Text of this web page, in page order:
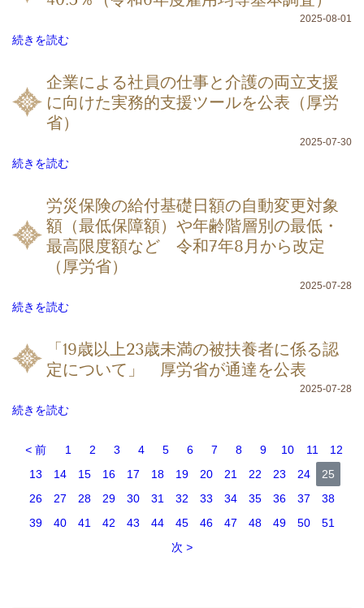
2025-08-01
続きを読む
企業による社員の仕事と介護の両立支援
に向けた実務的支援ツールを公表（厚労
省）
2025-07-30
続きを読む
労災保険の給付基礎日額の自動変更対象
額（最低保障額）や年齢階層別の最低・
最高限度額など 令和7年8月から改定
（厚労省）
2025-07-28
続きを読む
「19歳以上23歳未満の被扶養者に係る認
定について」 厚労省が通達を公表
2025-07-28
続きを読む
前 1 2 3 4 5 6 7 8 9 10 11
12
13
14 15 16 17 18 19 20 21 22 23 24
25
26
27 28 29 30 31 32 33 34 35 36 37
38
39
40 41 42 43 44 45 46 47 48 49 50
51
次